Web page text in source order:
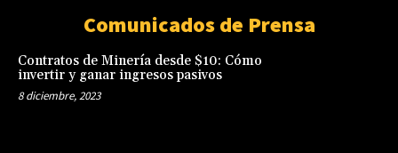
Comunicados de Prensa
Contratos de Minería desde $10: Cómo
invertir y ganar ingresos pasivos
8 diciembre, 2023